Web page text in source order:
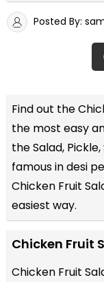
Posted By:
Find out the
the most easy
theSalad,
famous in desi
Chicken Fruit
easiest way.
Chicken Fruit
Chicken Fruit